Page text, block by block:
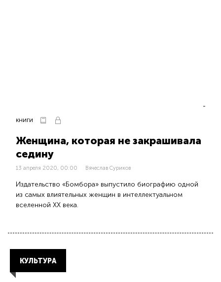
КНИГИ
Женщина, которая не закрашивала
седину
13 апреля 2020, 00:00 Вячеслав Суриков
Издательство «Бомбора» выпустило биографию одной
из самых влиятельных женщин в интеллектуальном
вселенной XX века.
КУЛЬТУРА